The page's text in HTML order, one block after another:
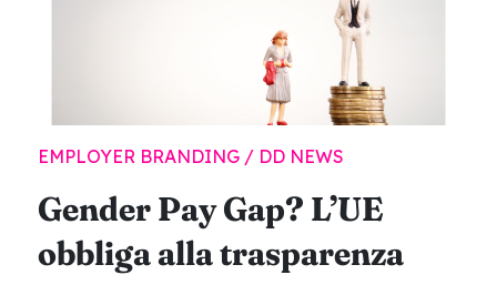
EMPLOYER BRANDING / DD NEWS
Gender Pay Gap? L’UE
obbliga alla trasparenza